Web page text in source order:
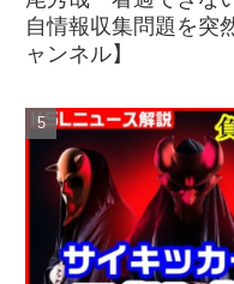
自情報収集問題を突
ャンネル】